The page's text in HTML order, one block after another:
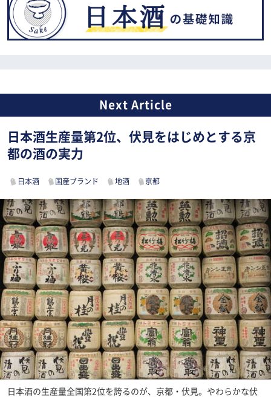
日本酒生産量第2位、伏見をはじめとする京
都の酒の実力
日本酒 国産ブランド 地酒 京都
日本酒の生産量全国第2位を誇るのが、京都・伏見。やわらかな伏